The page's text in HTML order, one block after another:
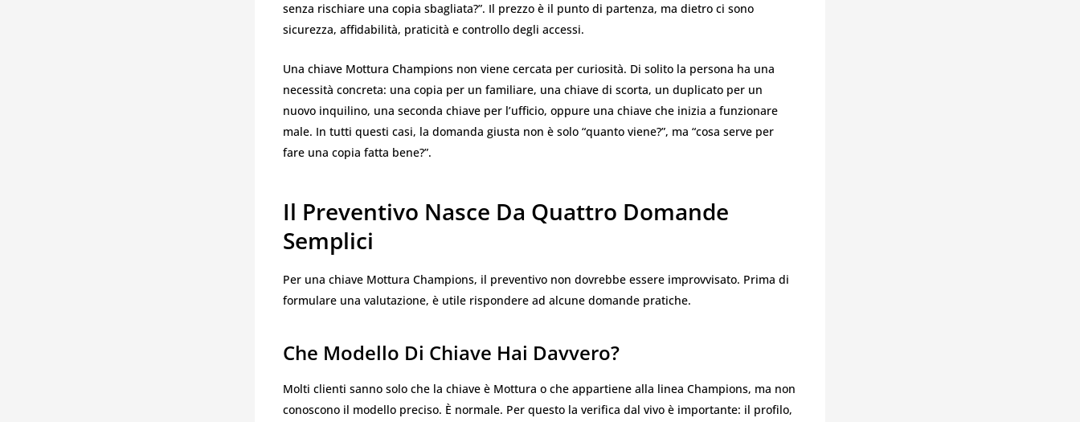
senza rischiare una copia sbagliata?”. Il prezzo è il punto di partenza, ma dietro ci sono
sicurezza, affidabilità, praticità e controllo degli accessi.
Una chiave Mottura Champions non viene cercata per curiosità. Di solito la persona ha una
necessità concreta: una copia per un familiare, una chiave di scorta, un duplicato per un
nuovo inquilino, una seconda chiave per l’ufficio, oppure una chiave che inizia a funzionare
male. In tutti questi casi, la domanda giusta non è solo “quanto viene?”, ma “cosa serve per
fare una copia fatta bene?”.
Il Preventivo Nasce Da Quattro Domande
Semplici
Per una chiave Mottura Champions, il preventivo non dovrebbe essere improvvisato. Prima di
formulare una valutazione, è utile rispondere ad alcune domande pratiche.
Che Modello Di Chiave Hai Davvero?
Molti clienti sanno solo che la chiave è Mottura o che appartiene alla linea Champions, ma non
conoscono il modello preciso. È normale. Per questo la verifica dal vivo è importante: il profilo,